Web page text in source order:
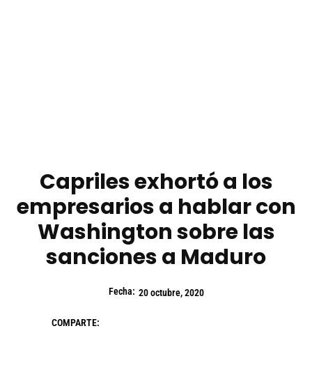
Capriles exhortó a los
empresarios a hablar con
Washington sobre las
sanciones a Maduro
Fecha: 20 octubre, 2020
COMPARTE: